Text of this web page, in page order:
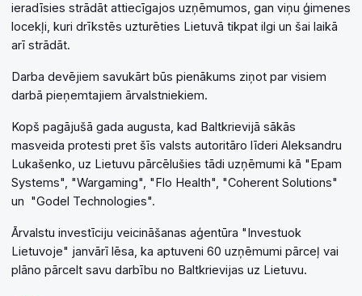
ieradīsies strādāt attiecīgajos uzņēmumos, gan viņu ģimenes
locekļi, kuri drīkstēs uzturēties Lietuvā tikpat ilgi un šai laikā
arī strādāt.
Darba devējiem savukārt būs pienākums ziņot par visiem
darbā pieņemtajiem ārvalstniekiem.
Kopš pagājušā gada augusta, kad Baltkrievijā sākās
masveida protesti pret šīs valsts autoritāro līderi Aleksandru
Lukašenko, uz Lietuvu pārcēlušies tādi uzņēmumi kā "Epam
Systems", "Wargaming", "Flo Health", "Coherent Solutions"
un "Godel Technologies".
Ārvalstu investīciju veicināšanas aģentūra "Investuok
Lietuvoje" janvārī lēsa, ka aptuveni 60 uzņēmumi pārceļ vai
plāno pārcelt savu darbību no Baltkrievijas uz Lietuvu.